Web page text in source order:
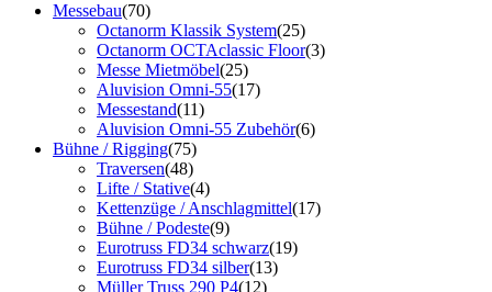
Messebau(70)
Octanorm Klassik System(25)
Octanorm OCTAclassic Floor(3)
Messe Mietmöbel(25)
Aluvision Omni-55(17)
Messestand(11)
Aluvision Omni-55 Zubehör(6)
Bühne / Rigging(75)
Traversen(48)
Lifte / Stative(4)
Kettenzüge / Anschlagmittel(17)
Bühne / Podeste(9)
Eurotruss FD34 schwarz(19)
Eurotruss FD34 silber(13)
Müller Truss 290 P4(12)